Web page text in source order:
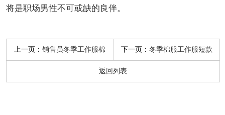
将是职场男性不可或缺的良伴。
上一页：销售员冬季工作服棉 下一页： 冬季棉服工作服短款
返回列表